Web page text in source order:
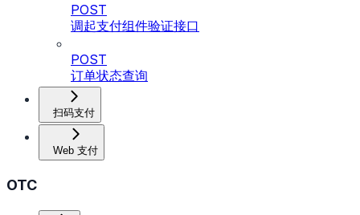
POST
调起支付组件验证接口
POST
订单状态查询
扫码支付
Web 支付
OTC